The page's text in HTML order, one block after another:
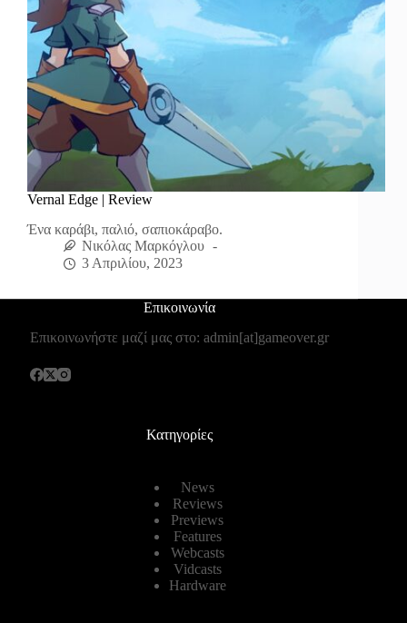
Vernal Edge | Review
Ένα καράβι, παλιό, σαπιοκάραβο.
Νικόλας Μαρκόγλου
3 Απριλίου, 2023
Επικοινωνία
Επικοινωνήστε μαζί μας στο: admin[at]gameover.gr
Κατηγορίες
News
Reviews
Previews
Features
Webcasts
Vidcasts
Hardware